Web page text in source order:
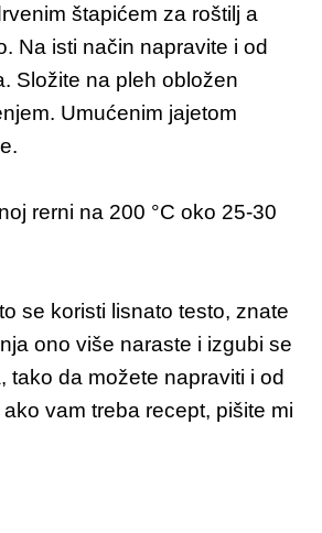
štapićem za roštilj a
Na isti način napravite i od
Složite na pleh obložen
Umućenim jajetom
rerni na 200 °C oko 25-30
se koristi lisnato testo, znate
ono više naraste i izgubi se
tako da možete napraviti i od
vam treba recept, pišite mi